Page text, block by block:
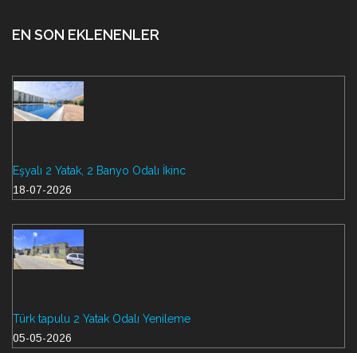
EN SON EKLENENLER
Eşyalı 2 Yatak, 2 Banyo Odalı İkinc
18-07-2026
Türk tapulu 2 Yatak Odalı Yenileme
05-05-2026